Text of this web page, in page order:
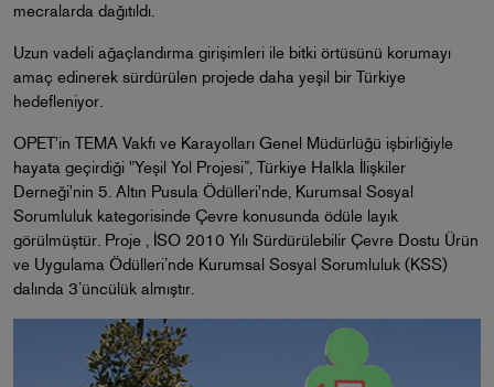
mecralarda dağıtıldı.
Uzun vadeli ağaçlandırma girişimleri ile bitki örtüsünü korumayı
amaç edinerek sürdürülen projede daha yeşil bir Türkiye
hedefleniyor.
OPET'in TEMA Vakfı ve Karayolları Genel Müdürlüğü işbirliğiyle
hayata geçirdiği "Yeşil Yol Projesi”, Türkiye Halkla İlişkiler
Derneği'nin 5. Altın Pusula Ödülleri'nde, Kurumsal Sosyal
Sorumluluk kategorisinde Çevre konusunda ödüle layık
görülmüştür. Proje , İSO 2010 Yılı Sürdürülebilir Çevre Dostu Ürün
ve Uygulama Ödülleri’nde Kurumsal Sosyal Sorumluluk (KSS)
dalında 3’üncülük almıştır.